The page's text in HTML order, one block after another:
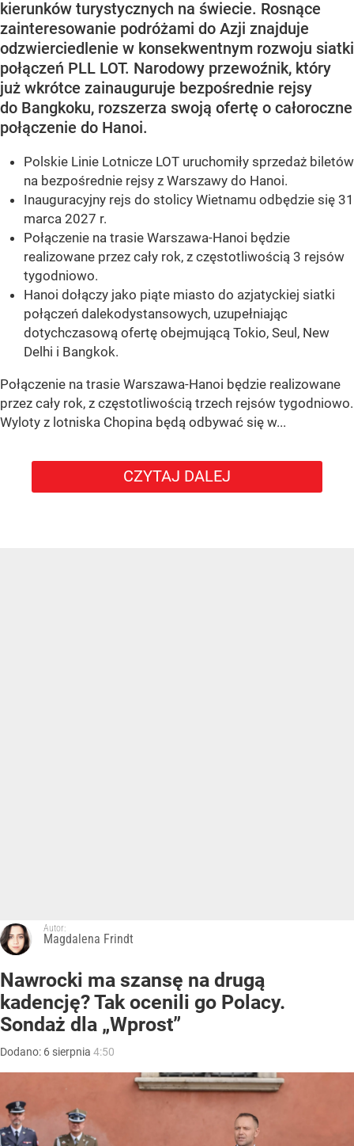
kierunków turystycznych na świecie. Rosnące
zainteresowanie podróżami do Azji znajduje
odzwierciedlenie w konsekwentnym rozwoju siatki
połączeń PLL LOT. Narodowy przewoźnik, który
już wkrótce zainauguruje bezpośrednie rejsy
do Bangkoku, rozszerza swoją ofertę o całoroczne
połączenie do Hanoi.
Polskie Linie Lotnicze LOT uruchomiły sprzedaż biletów
na bezpośrednie rejsy z Warszawy do Hanoi.
Inauguracyjny rejs do stolicy Wietnamu odbędzie się 31
marca 2027 r.
Połączenie na trasie Warszawa-Hanoi będzie
realizowane przez cały rok, z częstotliwością 3 rejsów
tygodniowo.
Hanoi dołączy jako piąte miasto do azjatyckiej siatki
połączeń dalekodystansowych, uzupełniając
dotychczasową ofertę obejmującą Tokio, Seul, New
Delhi i Bangkok.
Połączenie na trasie Warszawa-Hanoi będzie realizowane
przez cały rok, z częstotliwością trzech rejsów tygodniowo.
Wyloty z lotniska Chopina będą odbywać się w...
CZYTAJ DALEJ
Autor:
Magdalena Frindt
Nawrocki ma szansę na drugą
kadencję? Tak ocenili go Polacy.
Sondaż dla „Wprost”
Dodano: 6 sierpnia 4:50